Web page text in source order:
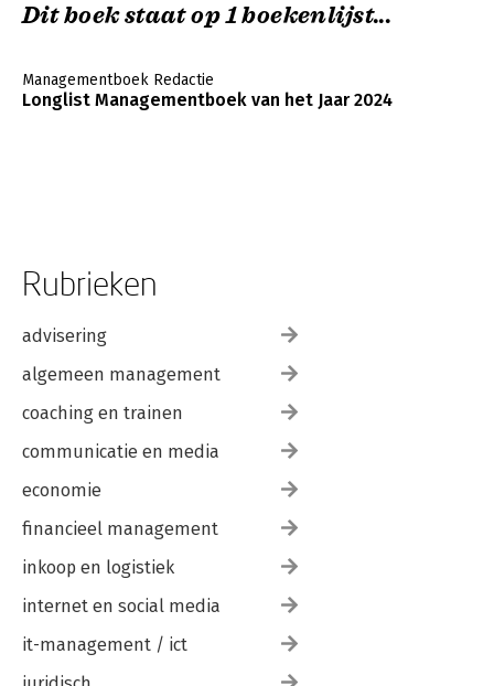
Dit boek staat op 1 boekenlijst...
Managementboek Redactie
Longlist Managementboek van het Jaar 2024
Rubrieken
advisering
algemeen management
coaching en trainen
communicatie en media
economie
financieel management
inkoop en logistiek
internet en social media
it-management / ict